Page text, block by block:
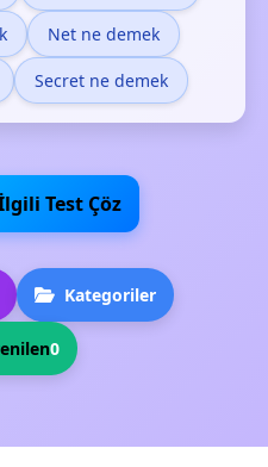
Net ne demek
Secret ne demek
Test Çöz
Kategoriler
0